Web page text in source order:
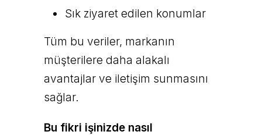
Sık ziyaret edilen konumlar
Tüm bu veriler, markanın
müşterilere daha alakalı
avantajlar ve iletişim sunmasını
sağlar.
Bu fikri işinizde nasıl